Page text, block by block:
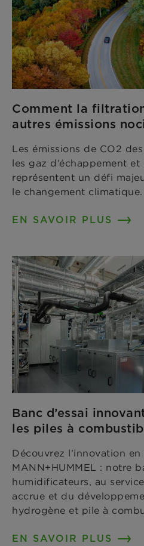
Comment la
autres émissions
Les émissions de CO2
les gaz d’échappement
représentent un défi
le changement climatique.
EN SAVOIR PLUS
Banc d’essai
les piles à
Découvrez l'innovation
MANN+HUMMEL : notre
humidificateurs, au
accrue et du
hydrogène et pile à
EN SAVOIR PLUS